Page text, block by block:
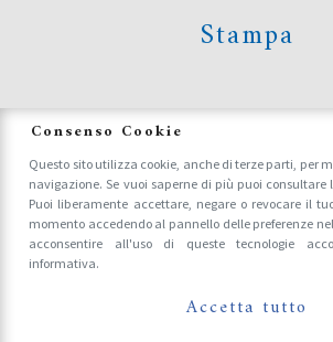
Stampa
Accrediti Stampa e
Follow Us On
Consenso Cookie
Questo sito utilizza cookie, anche di terze parti, per
navigazione. Se vuoi saperne di più puoi consultare
Puoi liberamente accettare, negare o revocare il
momento accedendo al pannello delle preferenze
acconsentire all'uso di queste tecnologie
informativa.
Accetta tutto